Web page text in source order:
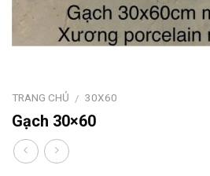
TRANG CHỦ / 30X60
Gạch 30×60